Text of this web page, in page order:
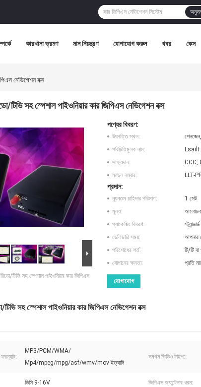
কারখানা ভ্রমণ মান নিয়ন্ত্রণ যোগাযোগ করুন খবর কেস
নেভিগেশন বক্স
টিভি সহ স্পেশাল পাইওনিয়ার কার জিপিএস নেভিগেশন বক্স
টিভি সহ স্পেশাল পাইওনিয়ার কার জিপিএস
পণ্যের বিবরণ:
উৎপত্তি স্থল:
পরিচিতিমুলক নাম:
Lsailt
সাক্ষ্যদান:
CCC,
মডেল নম্বার:
LLT-
প্রদান:
ন্যূনতম চাহিদার পরিমাণ:
1 সেট
মূল্য:
প্যাকেজিং বিবরণ:
ডেলিভারি সময়:
আপনার
পরিশোধের শর্ত:
টি/টি বা
যোগানের ক্ষমতা:
প্রতি
যোগাযোগ
সহ স্পেশাল পাইওনিয়ার কার জিপিএস নেভিগেশন বক্স
MP3/PCM/WMA/
Mp4/mpeg/mpg/asf/wmv/mov ইত্যাদি
সমর্থন ভিডিও টাইপ:
ডিসি 9-16V জিপিএস অ্যান্টেনার ধরন: